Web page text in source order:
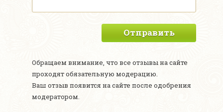
Отправить
Обращаем внимание, что все отзывы на сайте
проходят обязательную модерацию.
Ваш отзыв появится на сайте после одобрения
модератором.